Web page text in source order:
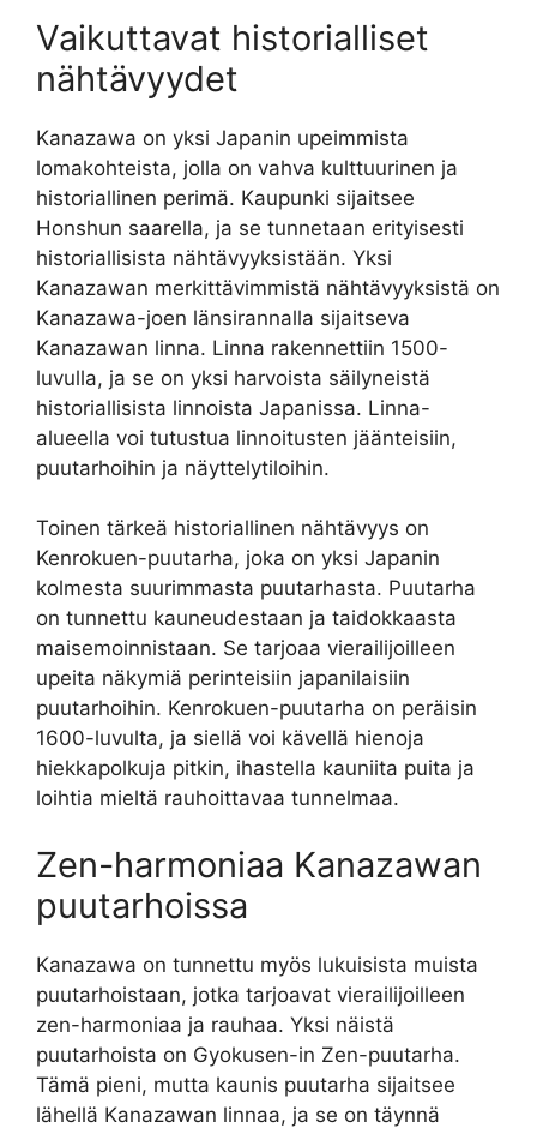
Vaikuttavat historialliset
nähtävyydet
Kanazawa on yksi Japanin upeimmista
lomakohteista, jolla on vahva kulttuurinen ja
historiallinen perimä. Kaupunki sijaitsee
Honshun saarella, ja se tunnetaan erityisesti
historiallisista nähtävyyksistään. Yksi
Kanazawan merkittävimmistä nähtävyyksistä on
Kanazawa-joen länsirannalla sijaitseva
Kanazawan linna. Linna rakennettiin 1500-
luvulla, ja se on yksi harvoista säilyneistä
historiallisista linnoista Japanissa. Linna-
alueella voi tutustua linnoitusten jäänteisiin,
puutarhoihin ja näyttelytiloihin.
Toinen tärkeä historiallinen nähtävyys on
Kenrokuen-puutarha, joka on yksi Japanin
kolmesta suurimmasta puutarhasta. Puutarha
on tunnettu kauneudestaan ja taidokkaasta
maisemoinnistaan. Se tarjoaa vierailijoilleen
upeita näkymiä perinteisiin japanilaisiin
puutarhoihin. Kenrokuen-puutarha on peräisin
1600-luvulta, ja siellä voi kävellä hienoja
hiekkapolkuja pitkin, ihastella kauniita puita ja
loihtia mieltä rauhoittavaa tunnelmaa.
Zen-harmoniaa Kanazawan
puutarhoissa
Kanazawa on tunnettu myös lukuisista muista
puutarhoistaan, jotka tarjoavat vierailijoilleen
zen-harmoniaa ja rauhaa. Yksi näistä
puutarhoista on Gyokusen-in Zen-puutarha.
Tämä pieni, mutta kaunis puutarha sijaitsee
lähellä Kanazawan linnaa, ja se on täynnä